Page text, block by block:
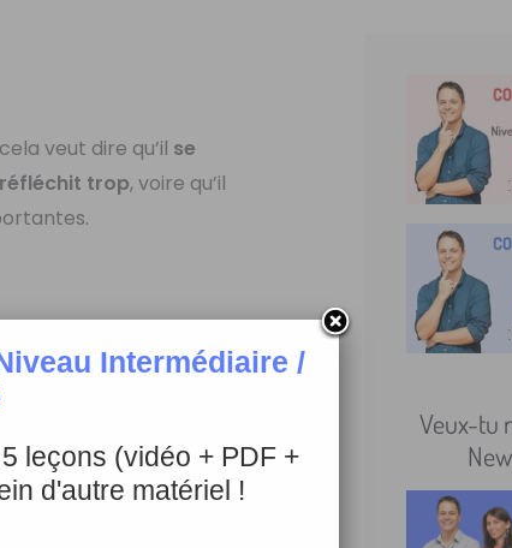
veut dire qu’il se
réfléchit trop, voire qu’il
Veux-tu
Intermédiaire /
leçons (vidéo + PDF +
d'autre matériel !